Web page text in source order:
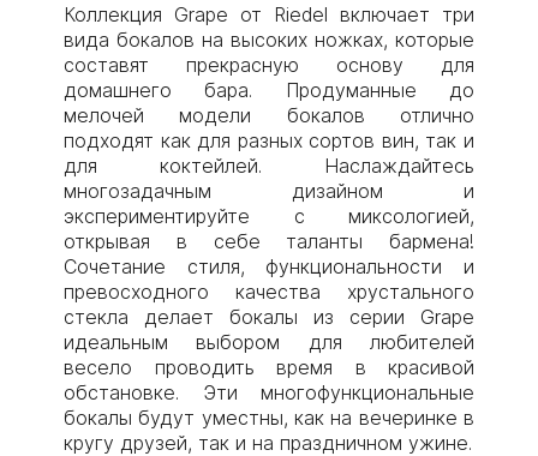
Коллекция Grape от Riedel включает три
вида бокалов на высоких ножках, которые
составят прекрасную основу для
домашнего бара. Продуманные до
мелочей модели бокалов отлично
подходят как для разных сортов вин, так и
для коктейлей. Наслаждайтесь
многозадачным дизайном и
экспериментируйте с миксологией,
открывая в себе таланты бармена!
Сочетание стиля, функциональности и
превосходного качества хрустального
стекла делает бокалы из серии Grape
идеальным выбором для любителей
весело проводить время в красивой
обстановке. Эти многофункциональные
бокалы будут уместны, как на вечеринке в
кругу друзей, так и на праздничном ужине.